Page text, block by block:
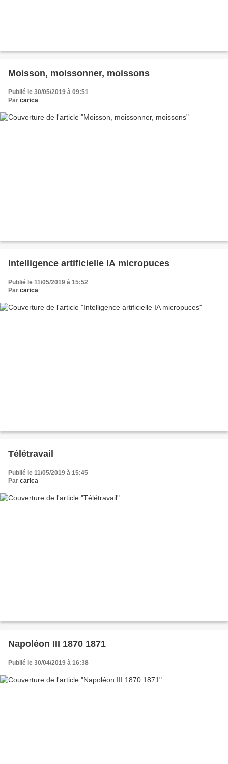
Moisson, moissonner, moissons
Publié le 30/05/2019 à 09:51
Par carica
Intelligence artificielle IA micropuces
Publié le 11/05/2019 à 15:52
Par carica
Télétravail
Publié le 11/05/2019 à 15:45
Par carica
Napoléon III 1870 1871
Publié le 30/04/2019 à 16:38